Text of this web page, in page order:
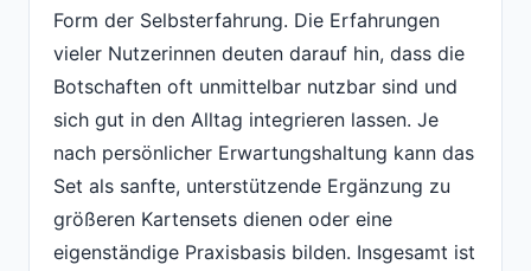
Form der Selbsterfahrung. Die Erfahrungen
vieler Nutzerinnen deuten darauf hin, dass die
Botschaften oft unmittelbar nutzbar sind und
sich gut in den Alltag integrieren lassen. Je
nach persönlicher Erwartungshaltung kann das
Set als sanfte, unterstützende Ergänzung zu
größeren Kartensets dienen oder eine
eigenständige Praxisbasis bilden. Insgesamt ist